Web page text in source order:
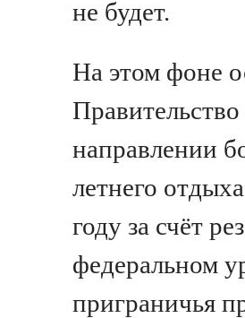
не будет.
На этом фоне
направлении
летнего
году за счёт
федеральном
приграничья